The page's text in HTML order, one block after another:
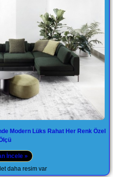
Modern Lüks Rahat Her Renk Özel
İncele »
daha resim var